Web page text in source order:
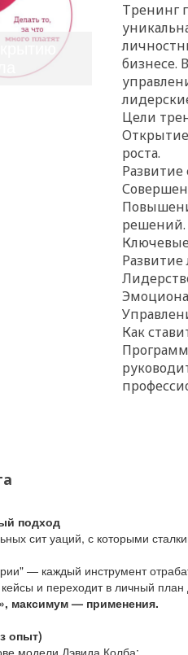
Тренинг
бизнесе.
Цели
роста.
решений.
Как
подход
сит уаций, с которыми
— каждый инструмент
и переходит в личный план
максимум — применения.
опыт)
модели Дэвида Колба: